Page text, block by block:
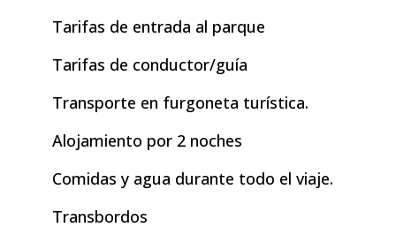
Tarifas de entrada al parque
Tarifas de conductor/guía
Transporte en furgoneta turística.
Alojamiento por 2 noches
Comidas y agua durante todo el viaje.
Transbordos